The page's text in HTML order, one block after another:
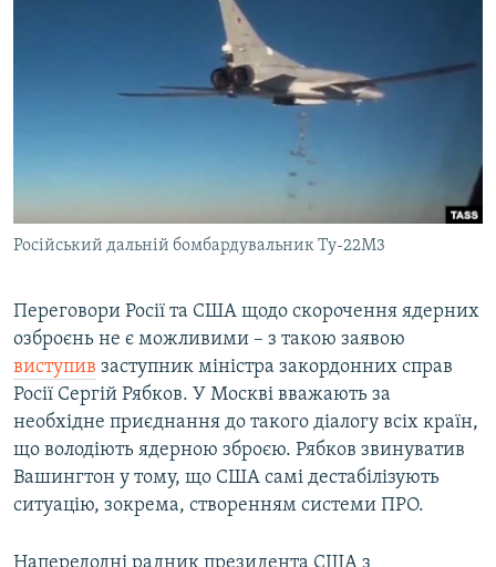
ДЕПОРТАЦІЯ
ІНФОГРАФІКА
ЯК ОБІЙТИ БЛОКУВАННЯ
ДОЛУЧАЙСЯ!
Усі сайти RFE/RL
Російський дальній бомбардувальник Ту-22М3
Переговори Росії та США щодо скорочення ядерних
озброєнь не є можливими – з такою заявою
виступив заступник міністра закордонних справ
Росії Сергій Рябков. У Москві вважають за
необхідне приєднання до такого діалогу всіх країн,
що володіють ядерною зброєю. Рябков звинуватив
Вашингтон у тому, що США самі дестабілізують
ситуацію, зокрема, створенням системи ПРО.